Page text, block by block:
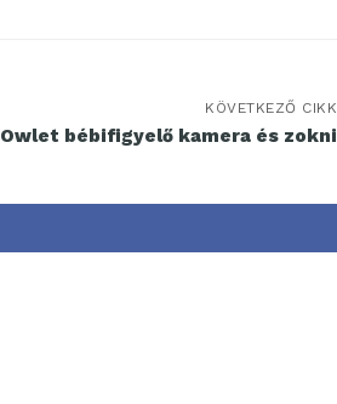
KÖVETKEZŐ CIKK
Owlet bébifigyelő kamera és zokni